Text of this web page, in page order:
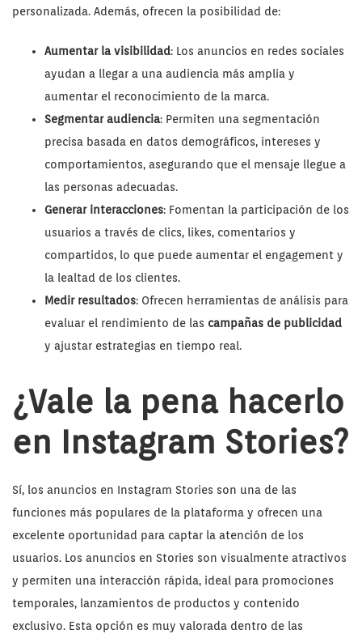
personalizada. Además, ofrecen la posibilidad de:
Aumentar la visibilidad: Los anuncios en redes sociales
ayudan a llegar a una audiencia más amplia y
aumentar el reconocimiento de la marca.
Segmentar audiencia: Permiten una segmentación
precisa basada en datos demográficos, intereses y
comportamientos, asegurando que el mensaje llegue a
las personas adecuadas.
Generar interacciones: Fomentan la participación de los
usuarios a través de clics, likes, comentarios y
compartidos, lo que puede aumentar el engagement y
la lealtad de los clientes.
Medir resultados: Ofrecen herramientas de análisis para
evaluar el rendimiento de las campañas de publicidad
y ajustar estrategias en tiempo real.
¿Vale la pena hacerlo
en Instagram Stories?
Sí, los anuncios en Instagram Stories son una de las
funciones más populares de la plataforma y ofrecen una
excelente oportunidad para captar la atención de los
usuarios. Los anuncios en Stories son visualmente atractivos
y permiten una interacción rápida, ideal para promociones
temporales, lanzamientos de productos y contenido
exclusivo. Esta opción es muy valorada dentro de las